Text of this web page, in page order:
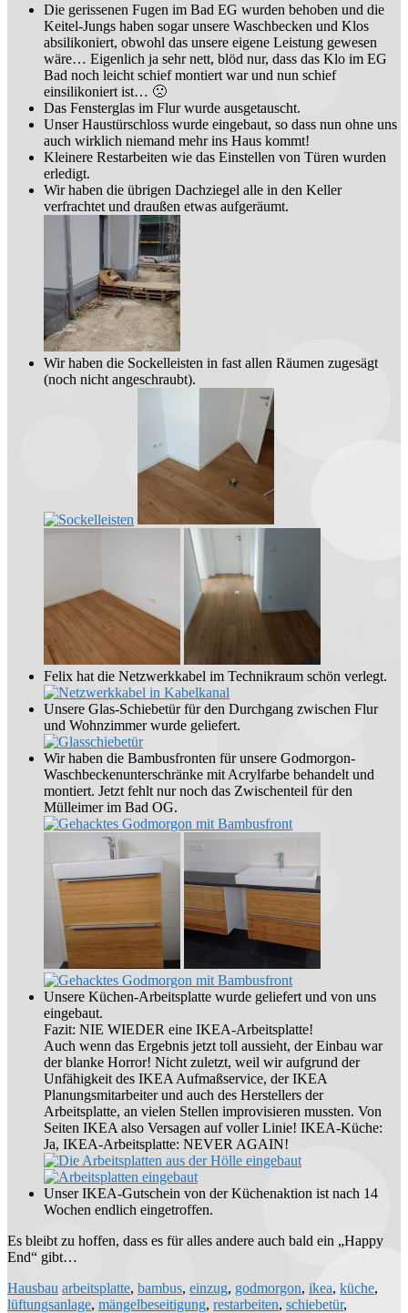
Die gerissenen Fugen im Bad EG wurden behoben und die
Keitel-Jungs haben sogar unsere Waschbecken und Klos
absilikoniert, obwohl das unsere eigene Leistung gewesen
wäre… Eigenlich ja sehr nett, blöd nur, dass das Klo im EG
Bad noch leicht schief montiert war und nun schief
einsilikoniert ist… 🙁
Das Fensterglas im Flur wurde ausgetauscht.
Unser Haustürschloss wurde eingebaut, so dass nun ohne uns
auch wirklich niemand mehr ins Haus kommt!
Kleinere Restarbeiten wie das Einstellen von Türen wurden
erledigt.
Wir haben die übrigen Dachziegel alle in den Keller
verfrachtet und draußen etwas aufgeräumt.
Wir haben die Sockelleisten in fast allen Räumen zugesägt
(noch nicht angeschraubt).
Felix hat die Netzwerkkabel im Technikraum schön verlegt.
Unsere Glas-Schiebetür für den Durchgang zwischen Flur
und Wohnzimmer wurde geliefert.
Wir haben die Bambusfronten für unsere Godmorgon-
Waschbeckenunterschränke mit Acrylfarbe behandelt und
montiert. Jetzt fehlt nur noch das Zwischenteil für den
Mülleimer im Bad OG.
Unsere Küchen-Arbeitsplatte wurde geliefert und von uns
eingebaut.
Fazit: NIE WIEDER eine IKEA-Arbeitsplatte!
Auch wenn das Ergebnis jetzt toll aussieht, der Einbau war
der blanke Horror! Nicht zuletzt, weil wir aufgrund der
Unfähigkeit des IKEA Aufmaßservice, der IKEA
Planungsmitarbeiter und auch des Herstellers der
Arbeitsplatte, an vielen Stellen improvisieren mussten. Von
Seiten IKEA also Versagen auf voller Linie! IKEA-Küche:
Ja, IKEA-Arbeitsplatte: NEVER AGAIN!
Unser IKEA-Gutschein von der Küchenaktion ist nach 14
Wochen endlich eingetroffen.
Es bleibt zu hoffen, dass es für alles andere auch bald ein „Happy
End“ gibt…
Hausbau arbeitsplatte, bambus, einzug, godmorgon, ikea, küche,
lüftungsanlage, mängelbeseitigung, restarbeiten, schiebetür,